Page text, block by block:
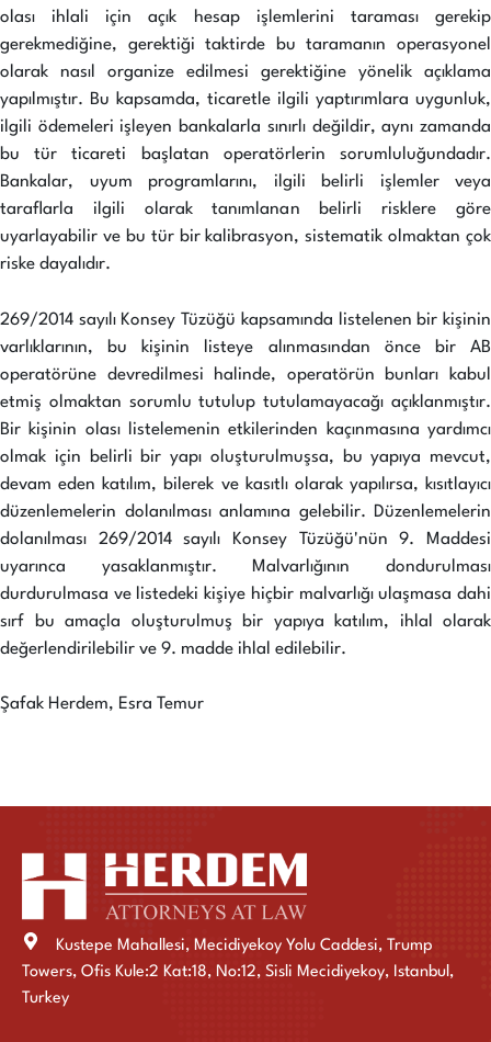
olası ihlali için açık hesap işlemlerini taraması gerekip
gerekmediğine, gerektiği taktirde bu taramanın operasyonel
olarak nasıl organize edilmesi gerektiğine yönelik açıklama
yapılmıştır. Bu kapsamda, ticaretle ilgili yaptırımlara uygunluk,
ilgili ödemeleri işleyen bankalarla sınırlı değildir, aynı zamanda
bu tür ticareti başlatan operatörlerin sorumluluğundadır.
Bankalar, uyum programlarını, ilgili belirli işlemler veya
taraflarla ilgili olarak tanımlanan belirli risklere göre
uyarlayabilir ve bu tür bir kalibrasyon, sistematik olmaktan çok
riske dayalıdır.
269/2014 sayılı Konsey Tüzüğü kapsamında listelenen bir kişinin
varlıklarının, bu kişinin listeye alınmasından önce bir AB
operatörüne devredilmesi halinde, operatörün bunları kabul
etmiş olmaktan sorumlu tutulup tutulamayacağı açıklanmıştır.
Bir kişinin olası listelemenin etkilerinden kaçınmasına yardımcı
olmak için belirli bir yapı oluşturulmuşsa, bu yapıya mevcut,
devam eden katılım, bilerek ve kasıtlı olarak yapılırsa, kısıtlayıcı
düzenlemelerin dolanılması anlamına gelebilir. Düzenlemelerin
dolanılması 269/2014 sayılı Konsey Tüzüğü'nün 9. Maddesi
uyarınca yasaklanmıştır. Malvarlığının dondurulması
durdurulmasa ve listedeki kişiye hiçbir malvarlığı ulaşmasa dahi
sırf bu amaçla oluşturulmuş bir yapıya katılım, ihlal olarak
değerlendirilebilir ve 9. madde ihlal edilebilir.
Şafak Herdem, Esra Temur
Kustepe Mahallesi, Mecidiyekoy Yolu Caddesi, Trump
Towers, Ofis Kule:2 Kat:18, No:12, Sisli Mecidiyekoy, Istanbul,
Turkey